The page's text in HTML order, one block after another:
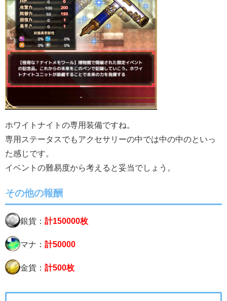
ホワイトナイトの専用装備ですね。
専用ステータスでもアクセサリーの中では中の中のといっ
た感じです。
イベントの難易度から考えると妥当でしょう。
その他の報酬
銀貨： 計150000枚
マナ： 計50000
金貨： 計500枚